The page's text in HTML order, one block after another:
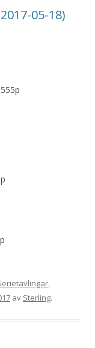
05-18)
,
av Sterling.